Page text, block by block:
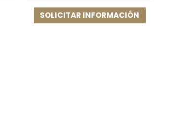
SOLICITAR INFORMACIÓN